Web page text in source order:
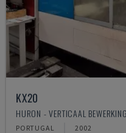
KX20
HURON - VERTICAAL
PORTUGAL 2002